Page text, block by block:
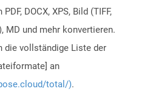
DOCX, XPS, Bild (TIFF,
MD und mehr konvertieren.
die vollständige Liste der
an
total/).